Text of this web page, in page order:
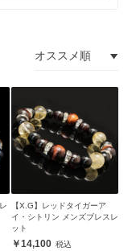
【X.G】レッドタイガーア
イ・シトリン メンズブレスレ
ット
14,100